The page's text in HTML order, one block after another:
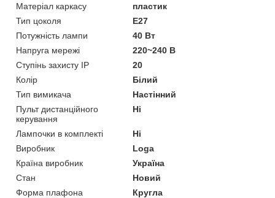
Матеріал каркасу
пластик
Тип цоколя
E27
Потужність лампи
40 Вт
Напруга мережі
220~240 В
Ступінь захисту IP
20
Колір
Білий
Тип вимикача
Настінний
Пульт дистанційного
керування
Ні
Лампочки в комплекті
Ні
Виробник
Loga
Країна виробник
Україна
Стан
Новий
Форма плафона
Кругла